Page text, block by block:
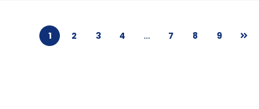
1 2 3 4 … 7 8 9